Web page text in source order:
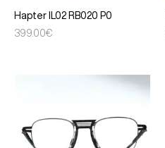
Hapter IL02 RB020 P0
399.00€